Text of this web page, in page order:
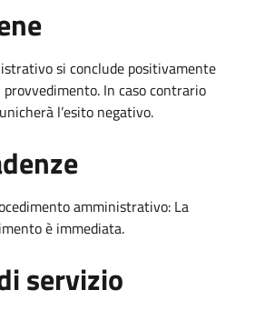
si conclude positivamente
provvedimento. In caso contrario
l’esito negativo.
amministrativo: La
è immediata.
servizio